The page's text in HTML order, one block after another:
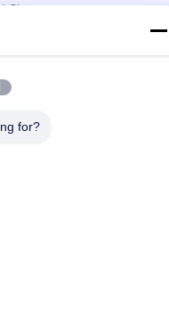
Sitemap
πακέτα πάγου
jisi cold chain technology
διατηρούνται.
for?